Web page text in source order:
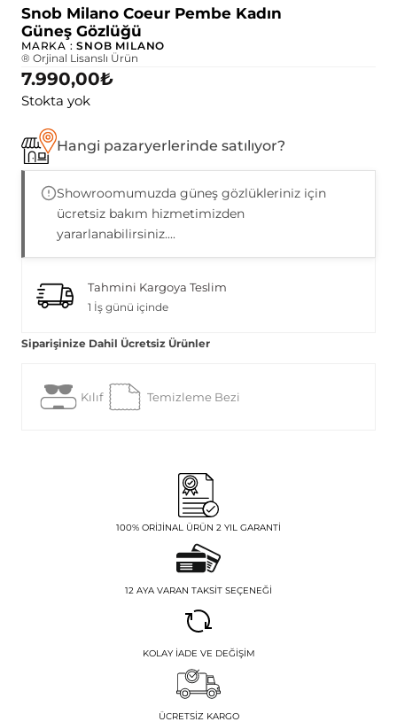
Snob Milano Coeur Pembe Kadın
Güneş Gözlüğü
MARKA :SNOB MILANO
® Orjinal Lisanslı Ürün
7.990,00₺
Stokta yok
Hangi pazaryerlerinde satılıyor?
Showroomumuzda güneş gözlükleriniz için
ücretsiz bakım hizmetimizden
yararlanabilirsiniz....
Tahmini Kargoya Teslim
1 İş günü içinde
Siparişinize Dahil Ücretsiz Ürünler
Kılıf Temizleme Bezi
100% ORIJINAL ÜRÜN 2 YIL GARANTI
12 AYA VARAN TAKSIT SEÇENEĞI
KOLAY İADE VE DEĞIŞIM
ÜCRETSIZ KARGO